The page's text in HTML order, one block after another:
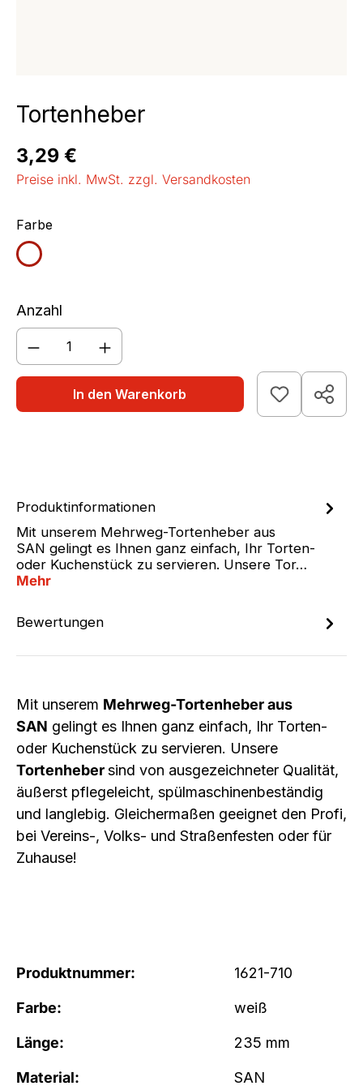
Tortenheber
Regulärer Preis:
3,29 €
Preise inkl. MwSt. zzgl. Versandkosten
Farbeauswählen
weiß
Anzahl
Produkt Anzahl: Gib den
In den Warenkorb
Produktinformationen
Mit unserem Mehrweg-Tortenheber aus
SAN gelingt es Ihnen ganz einfach, Ihr Torten-
oder Kuchenstück zu servieren. Unsere Tor…
Mehr
Bewertungen
Mit unserem Mehrweg-Tortenheber aus
SAN gelingt es Ihnen ganz einfach, Ihr Torten-
oder Kuchenstück zu servieren. Unsere
Tortenhebersind von ausgezeichneter Qualität,
äußerst pflegeleicht, spülmaschinenbeständig
und langlebig. Gleichermaßen geeignet den Profi,
bei Vereins-, Volks- und Straßenfesten oder für
Zuhause!
Produktnummer: 1621-710
Farbe: weiß
Länge: 235 mm
Material: SAN